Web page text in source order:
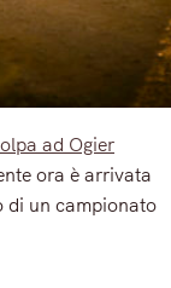
ad Ogier
ora è arrivata
di un campionato